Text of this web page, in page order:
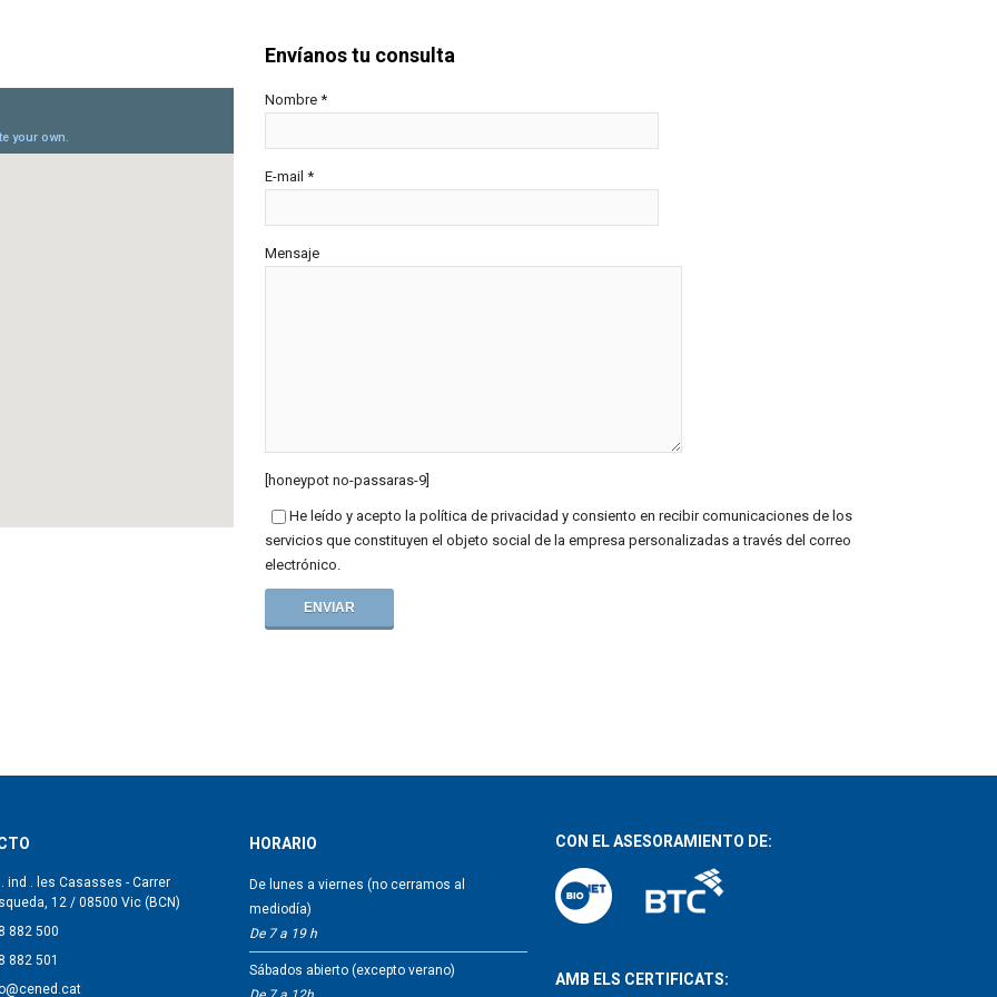
Envíanos tu consulta
Nombre *
E-mail *
Mensaje
[honeypot no-passaras-9]
He leído y acepto la política de privacidad y consiento en recibir comunicaciones de los
servicios que constituyen el objeto social de la empresa personalizadas a través del correo
electrónico.
ind . les Casasses - Carrer
12 / 08500 Vic (BCN)
882 500
882 501
HORARIO
De lunes a viernes (no cerramos al
mediodía)
De 7 a 19 h
Sábados abierto (excepto verano)
CON EL ASESORAMIENTO DE:
AMB ELS CERTIFICATS: